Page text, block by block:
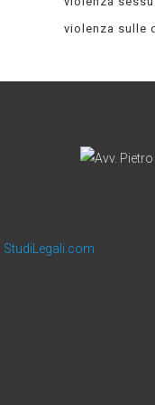
violenza sulle
StudiLegali.com